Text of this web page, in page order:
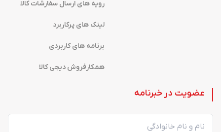
رویه های ارسال سفارشات کالا
لینک های پرکاربرد
برنامه های کاربردی
همکارفروش دیجی کالا
عضویت در خبرنامه